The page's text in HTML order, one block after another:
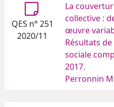
QES n° 251
2020/11
La
collective :
œuvre
Résultats
sociale
2017.
Perronnin